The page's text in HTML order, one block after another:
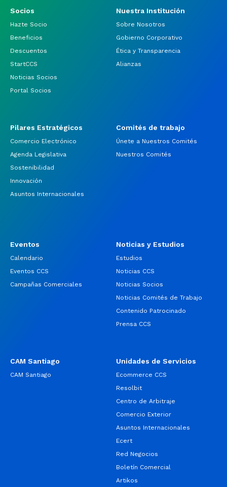
Socios
Hazte Socio
Beneficios
Descuentos
StartCCS
Noticias Socios
Portal Socios
Nuestra Institución
Sobre Nosotros
Gobierno Corporativo
Ética y Transparencia
Alianzas
Pilares Estratégicos
Comercio Electrónico
Agenda Legislativa
Sostenibilidad
Innovación
Asuntos Internacionales
Comités de trabajo
Únete a Nuestros Comités
Nuestros Comités
Eventos
Calendario
Eventos CCS
Campañas Comerciales
Noticias y Estudios
Estudios
Noticias CCS
Noticias Socios
Noticias Comités de Trabajo
Contenido Patrocinado
Prensa CCS
CAM Santiago
CAM Santiago
Unidades de Servicios
Ecommerce CCS
Resolbit
Centro de Arbitraje
Comercio Exterior
Asuntos Internacionales
Ecert
Red Negocios
Boletín Comercial
Artikos